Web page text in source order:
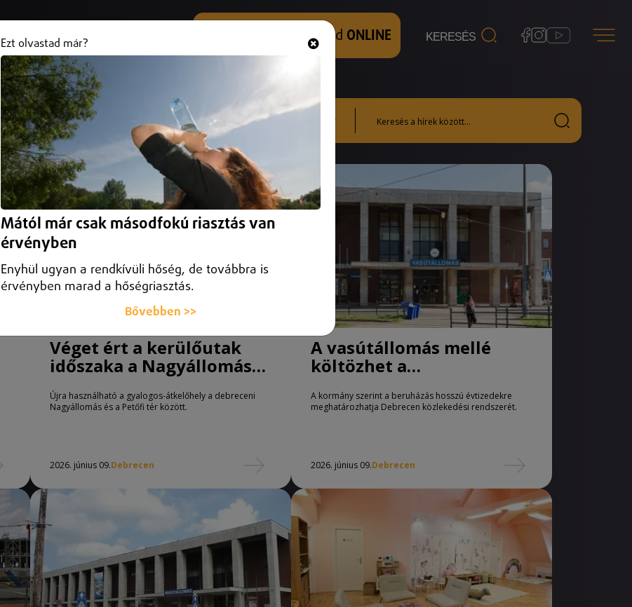
+36 (20) 316 3000 Hallgasd és nézd ONLINE
Véget ért a kerülőutak
időszaka a Nagyállomás
Újra használható a gyalogos-átkelőhely a debreceni
Nagyállomás és a Petőfi tér között.
2026. június 09.Debrecen
A vasútállomás mellé
költözhet a
A kormány szerint a beruházás hosszú évtizedekre
meghatározhatja Debrecen közlekedési rendszerét.
2026. június 09.Debrecen
Ezt olvastad már?
Mától már csak másodfokú riasztás van
érvényben
Enyhül ugyan a rendkívüli hőség, de továbbra is
érvényben marad a hőségriasztás.
Bővebben >>